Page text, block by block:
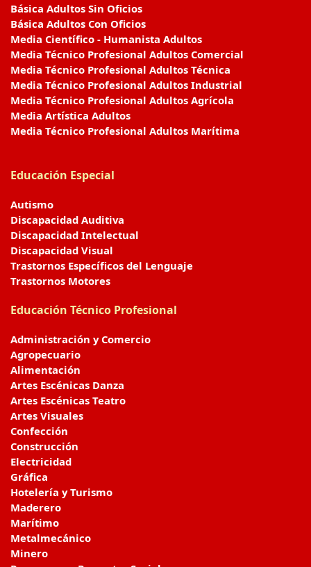
Básica Adultos Sin Oficios
Básica Adultos Con Oficios
Media Científico - Humanista Adultos
Media Técnico Profesional Adultos Comercial
Media Técnico Profesional Adultos Técnica
Media Técnico Profesional Adultos Industrial
Media Técnico Profesional Adultos Agrícola
Media Artística Adultos
Media Técnico Profesional Adultos Marítima
Educación Especial
Autismo
Discapacidad Auditiva
Discapacidad Intelectual
Discapacidad Visual
Trastornos Específicos del Lenguaje
Trastornos Motores
Educación Técnico Profesional
Administración y Comercio
Agropecuario
Alimentación
Artes Escénicas Danza
Artes Escénicas Teatro
Artes Visuales
Confección
Construcción
Electricidad
Gráfica
Hotelería y Turismo
Maderero
Marítimo
Metalmecánico
Minero